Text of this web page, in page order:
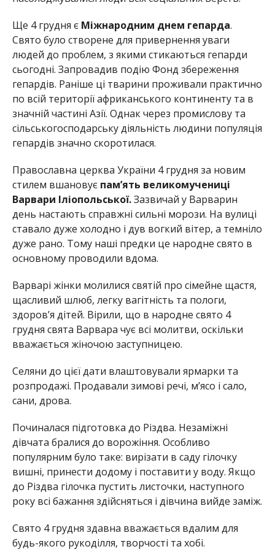
Ще 4 грудня є Міжнародним днем гепарда.
Свято було створене для привернення уваги
людей до проблем, з якими стикаються гепарди
сьогодні. Запровадив подію Фонд збереження
гепардів. Раніше ці тварини проживали практично
по всій території африканського континенту та в
значній частині Азії. Однак через промислову та
сільськогосподарську діяльність людини популяція
гепардів значно скоротилася.
Православна церква України 4 грудня за новим
стилем вшановує пам’ять великомучениці
Варвари Іліопольської.Зазвичай у Варварин
день настають справжні сильні морози. На вулиці
ставало дуже холодно і дув вогкий вітер, а темніло
дуже рано. Тому наші предки це народне свято в
основному проводили вдома.
Варварі жінки молилися святій про сімейне щастя,
щасливий шлюб, легку вагітність та пологи,
здоров’я дітей. Вірили, що в народне свято 4
грудня свята Варвара чує всі молитви, оскільки
вважається жіночою заступницею.
Селяни до цієї дати влаштовували ярмарки та
розпродажі. Продавали зимові речі, м’ясо і сало,
сани, дрова.
Починалася підготовка до Різдва. Незаміжні
дівчата бралися до ворожіння. Особливо
популярним було таке: вирізати в саду гілочку
вишні, принести додому і поставити у воду. Якщо
до Різдва гілочка пустить листочки, наступного
року всі бажання здійсняться і дівчина вийде заміж.
Свято 4 грудня здавна вважається вдалим для
будь-якого рукоділля, творчості та хобі.